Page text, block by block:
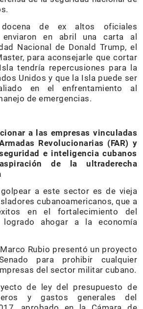
de ex altos oficiales
enviaron en abril una carta al
Nacional de Donald Trump, el
para aconsejarle que cortar
tendría repercusiones para la
Unidos y que la Isla puede ser
en el enfrentamiento al
de emergencias.
a las empresas vinculadas
Revolucionarias (FAR) y
e inteligencia cubanos
de la ultraderecha
a este sector es de vieja
cubanoamericanos, que a
en el fortalecimiento del
ahogar a la economía
Rubio presentó un proyecto
para prohibir cualquier
del sector militar cubano.
de ley del presupuesto de
y gastos generales del